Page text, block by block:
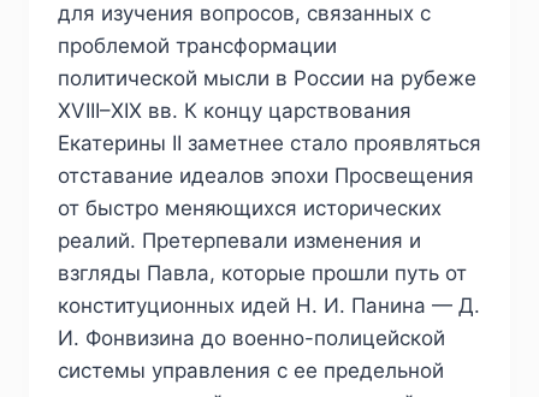
для изучения вопросов, связанных с
проблемой трансформации
политической мысли в России на рубеже
XVIII–XIX вв. К концу царствования
Екатерины II заметнее стало проявляться
отставание идеалов эпохи Просвещения
от быстро меняющихся исторических
реалий. Претерпевали изменения и
взгляды Павла, которые прошли путь от
конституционных идей Н. И. Панина — Д.
И. Фонвизина до военно-полицейской
системы управления с ее предельной